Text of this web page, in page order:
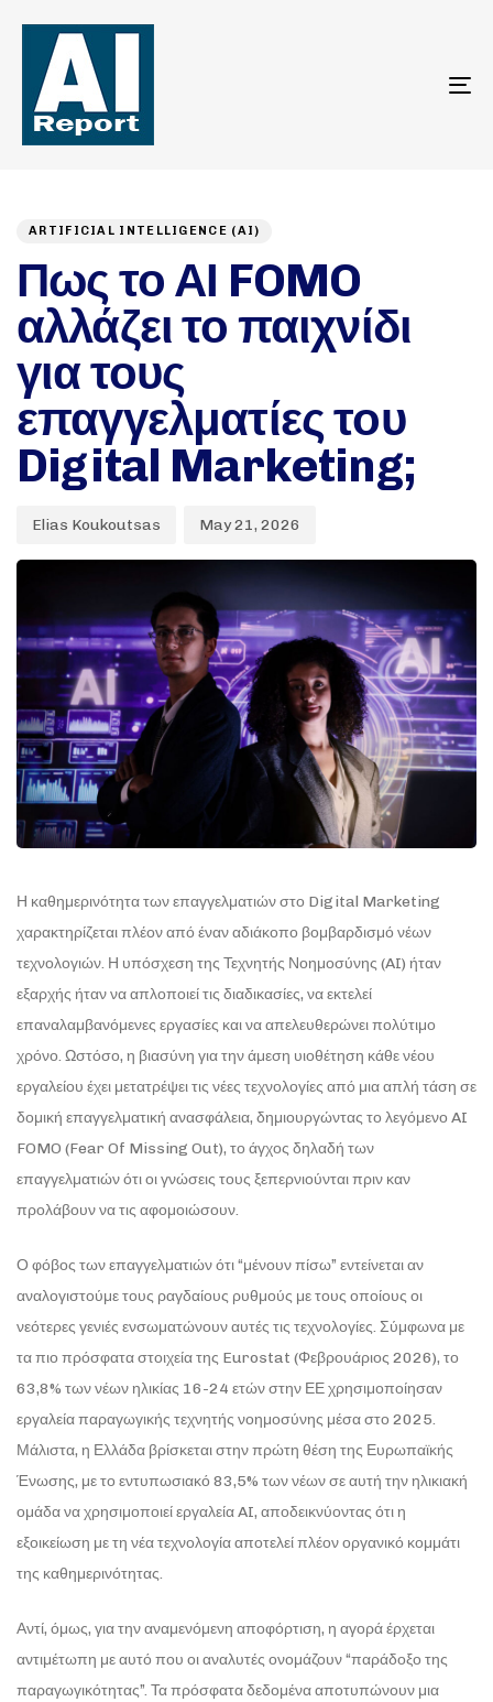
ARTIFICIAL INTELLIGENCE (AI)
Πως το ΑΙ FOMO
αλλάζει το παιχνίδι
για τους
επαγγελματίες του
Digital Marketing;
Elias Koukoutsas May 21, 2026
Η καθημερινότητα των επαγγελματιών στο Digital Marketing
χαρακτηρίζεται πλέον από έναν αδιάκοπο βομβαρδισμό νέων
τεχνολογιών. Η υπόσχεση της Τεχνητής Νοημοσύνης (AI) ήταν
εξαρχής ήταν να απλοποιεί τις διαδικασίες, να εκτελεί
επαναλαμβανόμενες εργασίες και να απελευθερώνει πολύτιμο
χρόνο. Ωστόσο, η βιασύνη για την άμεση υιοθέτηση κάθε νέου
εργαλείου έχει μετατρέψει τις νέες τεχνολογίες από μια απλή τάση σε
δομική επαγγελματική ανασφάλεια, δημιουργώντας το λεγόμενο AI
FOMO (Fear Of Missing Out), το άγχος δηλαδή των
επαγγελματιών ότι οι γνώσεις τους ξεπερνιούνται πριν καν
προλάβουν να τις αφομοιώσουν.
Ο φόβος των επαγγελματιών ότι “μένουν πίσω” εντείνεται αν
αναλογιστούμε τους ραγδαίους ρυθμούς με τους οποίους οι
νεότερες γενιές ενσωματώνουν αυτές τις τεχνολογίες. Σύμφωνα με
τα πιο πρόσφατα στοιχεία της Eurostat (Φεβρουάριος 2026), το
63,8% των νέων ηλικίας 16-24 ετών στην ΕΕ χρησιμοποίησαν
εργαλεία παραγωγικής τεχνητής νοημοσύνης μέσα στο 2025.
Μάλιστα, η Ελλάδα βρίσκεται στην πρώτη θέση της Ευρωπαϊκής
Ένωσης, με το εντυπωσιακό 83,5% των νέων σε αυτή την ηλικιακή
ομάδα να χρησιμοποιεί εργαλεία AI, αποδεικνύοντας ότι η
εξοικείωση με τη νέα τεχνολογία αποτελεί πλέον οργανικό κομμάτι
της καθημερινότητας.
Αντί, όμως, για την αναμενόμενη αποφόρτιση, η αγορά έρχεται
αντιμέτωπη με αυτό που οι αναλυτές ονομάζουν “παράδοξο της
παραγωγικότητας”. Τα πρόσφατα δεδομένα αποτυπώνουν μια